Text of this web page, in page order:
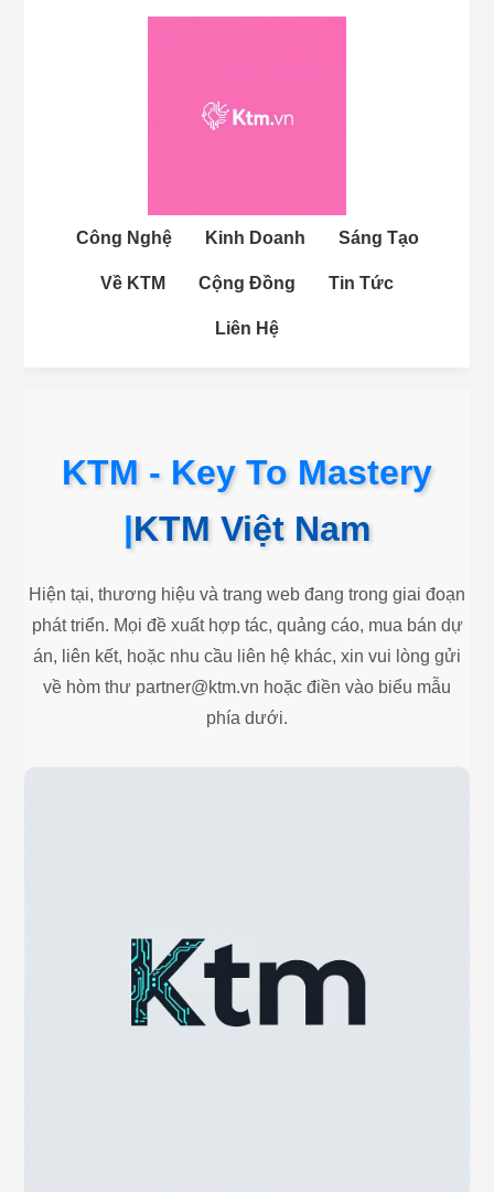
Công Nghệ Kinh Doanh Sáng Tạo
Về KTM Cộng Đồng Tin Tức
Liên Hệ
KTM - Key To Mastery
|KTM Việt Nam
Hiện tại, thương hiệu và trang web đang trong giai đoạn
phát triển. Mọi đề xuất hợp tác, quảng cáo, mua bán dự
án, liên kết, hoặc nhu cầu liên hệ khác, xin vui lòng gửi
về hòm thư partner@ktm.vn hoặc điền vào biểu mẫu
phía dưới.